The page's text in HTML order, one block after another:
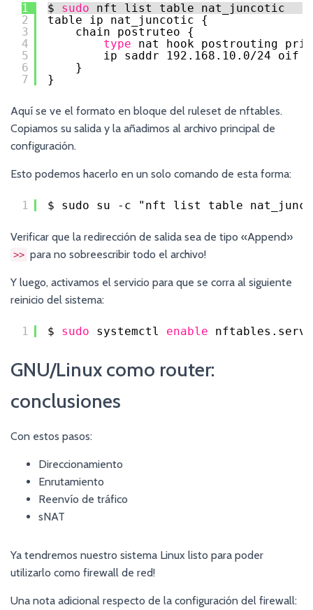
1
2
3
4
5
6
7
$ sudo
nft list table nat_juncotic
table ip nat_juncotic {
chain postruteo {
type
nat hook postrouting
ip saddr 192.168.10.0/24 oif
}
}
Aquí se ve el formato en bloque del ruleset de nftables.
Copiamos su salida y la añadimos al archivo principal de
configuración.
Esto podemos hacerlo en un solo comando de esta forma:
1 $ sudo su -c "nft list table
Verificar que la redirección de salida sea de tipo «Append»
>> para no sobreescribir todo el archivo!
Y luego, activamos el servicio para que se corra al siguiente
reinicio del sistema:
1 $ sudo systemctl enable
GNU/Linux como router:
conclusiones
Con estos pasos:
Direccionamiento
Enrutamiento
Reenvío de tráfico
sNAT
Ya tendremos nuestro sistema Linux listo para poder
utilizarlo como firewall de red!
Una nota adicional respecto de la configuración del firewall: